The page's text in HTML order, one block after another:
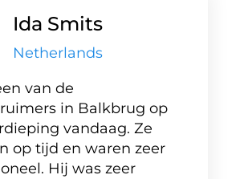
Ida Smits
Netherlands
van de
in Balkbrug op
vandaag. Ze
op tijd en waren zeer
Hij was zeer